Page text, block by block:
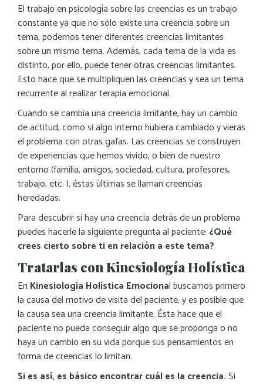
El trabajo en psicología sobre las creencias es un trabajo
constante ya que no sólo existe una creencia sobre un
tema, podemos tener diferentes creencias limitantes
sobre un mismo tema. Además, cada tema de la vida es
distinto, por ello, puede tener otras creencias limitantes.
Esto hace que se multipliquen las creencias y sea un tema
recurrente al realizar terapia emocional.
Cuando se cambia una creencia limitante, hay un cambio
de actitud, como si algo interno hubiera cambiado y vieras
el problema con otras gafas. Las creencias se construyen
de experiencias que hemos vivido, o bien de nuestro
entorno (familia, amigos, sociedad, cultura, profesores,
trabajo, etc. ), éstas últimas se llaman creencias
heredadas.
Para descubrir si hay una creencia detrás de un problema
puedes hacerle la siguiente pregunta al paciente: ¿Qué
crees cierto sobre ti en relación a este tema?
Tratarlas con Kinesiología Holística
En Kinesiología Holística Emocional buscamos primero
la causa del motivo de visita del paciente, y es posible que
la causa sea una creencia limitante. Ésta hace que el
paciente no pueda conseguir algo que se proponga o no
haya un cambio en su vida porque sus pensamientos en
forma de creencias lo limitan.
Si es así, es básico encontrar cuál es la creencia.Si